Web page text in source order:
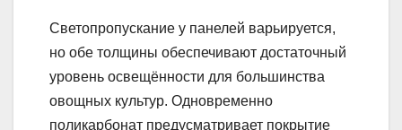
Светопропускание у панелей варьируется,
но обе толщины обеспечивают достаточный
уровень освещённости для большинства
овощных культур. Одновременно
поликарбонат предусматривает покрытие